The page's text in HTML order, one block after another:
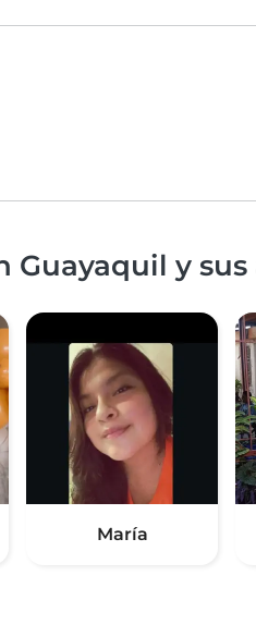
Guayaquil y
María